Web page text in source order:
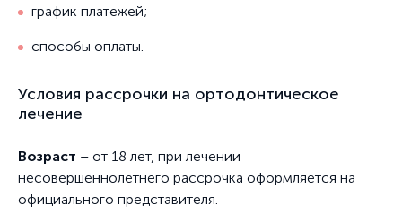
график платежей;
способы оплаты.
Условия рассрочки на ортодонтическое
лечение
Возраст – от 18 лет, при лечении
несовершеннолетнего рассрочка оформляется на
официального представителя.